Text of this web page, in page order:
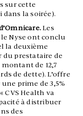
sur cette
la soirée).
Les
Nyse ont conclu
la deuxième
du prestataire de
de 12,7
de dette). L’offre
prime de 3,5%
CVS Health va
à distribuer
des